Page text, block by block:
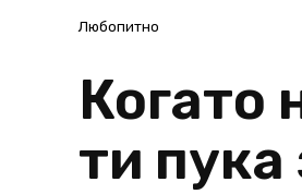
Любопитно
Когато
ти